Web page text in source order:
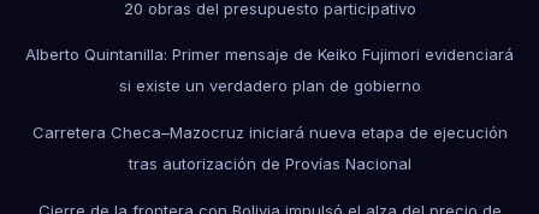
20 obras del presupuesto participativo
Alberto Quintanilla: Primer mensaje de Keiko Fujimori evidenciará
si existe un verdadero plan de gobierno
Carretera Checa–Mazocruz iniciará nueva etapa de ejecución
tras autorización de Provías Nacional